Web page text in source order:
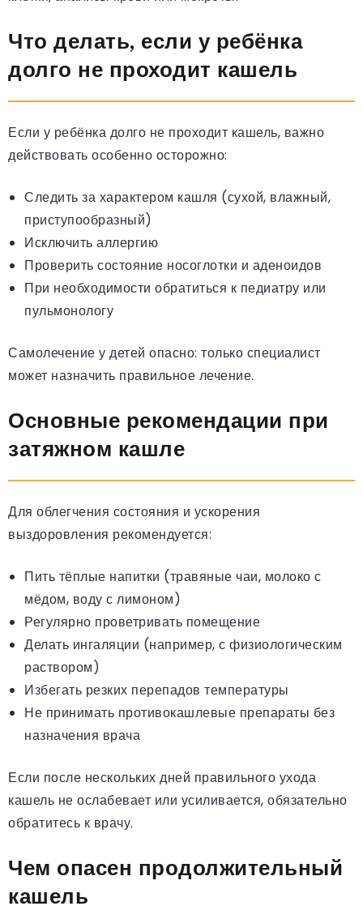
Что делать, если у ребёнка
долго не проходит кашель
Если у ребёнка долго не проходит кашель, важно
действовать особенно осторожно:
Следить за характером кашля (сухой, влажный,
приступообразный)
Исключить аллергию
Проверить состояние носоглотки и аденоидов
При необходимости обратиться к педиатру или
пульмонологу
Самолечение у детей опасно: только специалист
может назначить правильное лечение.
Основные рекомендации при
затяжном кашле
Для облегчения состояния и ускорения
выздоровления рекомендуется:
Пить тёплые напитки (травяные чаи, молоко с
мёдом, воду с лимоном)
Регулярно проветривать помещение
Делать ингаляции (например, с физиологическим
раствором)
Избегать резких перепадов температуры
Не принимать противокашлевые препараты без
назначения врача
Если после нескольких дней правильного ухода
кашель не ослабевает или усиливается, обязательно
обратитесь к врачу.
Чем опасен продолжительный
кашель